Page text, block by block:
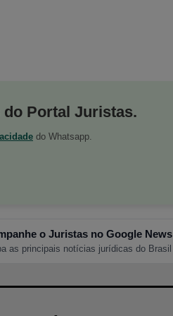
Portal Juristas.
do Whatsapp.
o Juristas no Google News
as principais notícias jurídicas do Brasil